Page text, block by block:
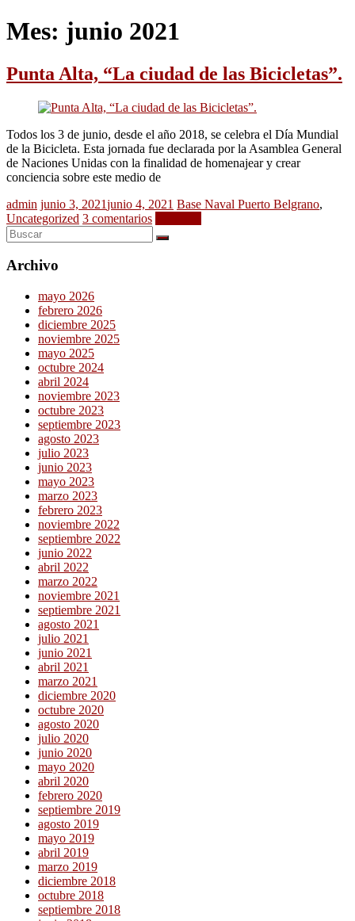
Mes: junio 2021
Punta Alta, “La ciudad de las Bicicletas”.
Todos los 3 de junio, desde el año 2018, se celebra el Día Mundial
de la Bicicleta. Esta jornada fue declarada por la Asamblea General
de Naciones Unidas con la finalidad de homenajear y crear
conciencia sobre este medio de
admin junio 3, 2021junio 4, 2021 Base Naval Puerto Belgrano,
Uncategorized 3 comentarios
Archivo
mayo 2026
febrero 2026
diciembre 2025
noviembre 2025
mayo 2025
octubre 2024
abril 2024
noviembre 2023
octubre 2023
septiembre 2023
agosto 2023
julio 2023
junio 2023
mayo 2023
marzo 2023
febrero 2023
noviembre 2022
septiembre 2022
junio 2022
abril 2022
marzo 2022
noviembre 2021
septiembre 2021
agosto 2021
julio 2021
junio 2021
abril 2021
marzo 2021
diciembre 2020
octubre 2020
agosto 2020
julio 2020
junio 2020
mayo 2020
abril 2020
febrero 2020
septiembre 2019
agosto 2019
mayo 2019
abril 2019
marzo 2019
diciembre 2018
octubre 2018
septiembre 2018